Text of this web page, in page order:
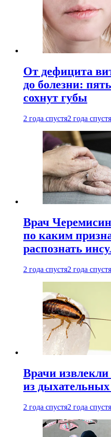
От дефицита
до болезни:
сохнут губы
2 года спустя2 года спустя
Врач
по каким
распознать
2 года спустя2 года спустя
Врачи
из
2 года спустя2 года спустя